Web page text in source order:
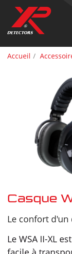
Accueil
Casque
Le confort d'un
Le WSA II-XL